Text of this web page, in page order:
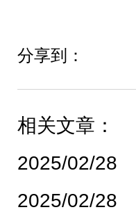
分享到：
相关文章：
2025/02/28
2025/02/28